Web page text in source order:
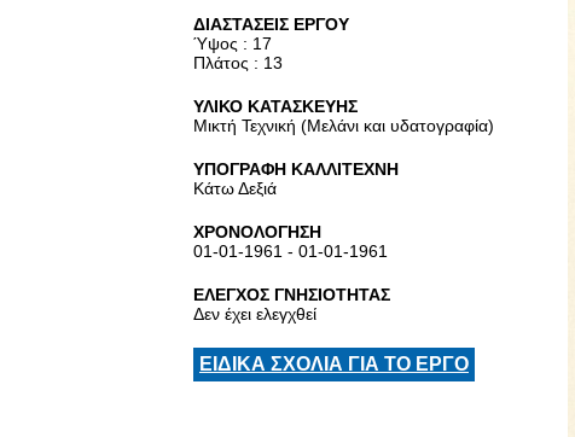
ΔΙΑΣΤΑΣΕΙΣ ΕΡΓΟΥ
Ύψος : 17
Πλάτος : 13
ΥΛΙΚΟ ΚΑΤΑΣΚΕΥΗΣ
Μικτή Τεχνική (Μελάνι και υδατογραφία)
ΥΠΟΓΡΑΦΗ ΚΑΛΛΙΤΕΧΝΗ
Κάτω Δεξιά
ΧΡΟΝΟΛΟΓΗΣΗ
01-01-1961 - 01-01-1961
ΕΛΕΓΧΟΣ ΓΝΗΣΙΟΤΗΤΑΣ
Δεν έχει ελεγχθεί
ΕΙΔΙΚΑ ΣΧΟΛΙΑ ΓΙΑ ΤΟ ΕΡΓΟ